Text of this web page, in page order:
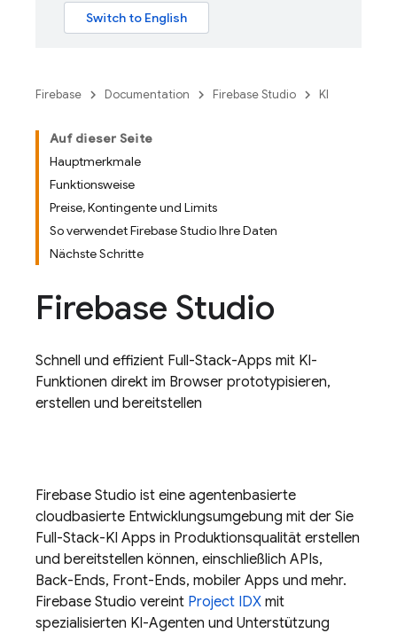
Firebase Documentation Firebase Studio KI
Auf dieser Seite
Hauptmerkmale
Funktionsweise
Preise, Kontingente und Limits
So verwendet Firebase Studio Ihre Daten
Nächste Schritte
Firebase Studio
Schnell und effizient Full-Stack-Apps mit KI-
Funktionen direkt im Browser prototypisieren,
erstellen und bereitstellen
Firebase Studio ist eine agentenbasierte
cloudbasierte Entwicklungsumgebung mit der Sie
Full-Stack-KI Apps in Produktionsqualität erstellen
und bereitstellen können, einschließlich APIs,
Back-Ends, Front-Ends, mobiler Apps und mehr.
Firebase Studio vereint Project IDX mit
spezialisierten KI-Agenten und Unterstützung